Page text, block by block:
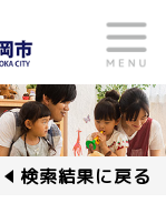
検索結果に戻る